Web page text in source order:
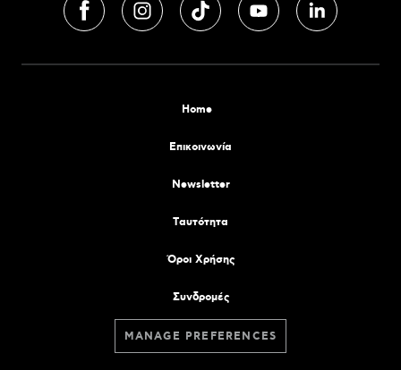
Home
Επικοινωνία
Newsletter
Tαυτότητα
Όροι Χρήσης
Συνδρομές
MANAGE PREFERENCES